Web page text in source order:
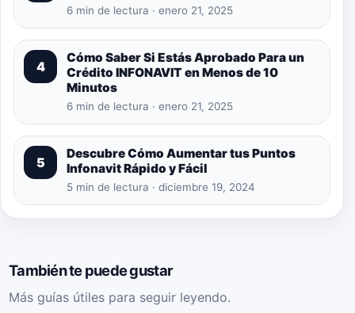
6 min de lectura · enero 21, 2025
4
Cómo Saber Si Estás Aprobado Para un
Crédito INFONAVIT en Menos de 10
Minutos
6 min de lectura · enero 21, 2025
5
Descubre Cómo Aumentar tus Puntos
Infonavit Rápido y Fácil
5 min de lectura · diciembre 19, 2024
También te puede gustar
Más guías útiles para seguir leyendo.